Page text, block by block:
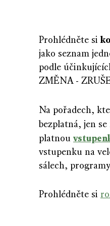
Prohlédněte si
jako seznam
podle
ZMĚNA -
Na pořadech,
bezplatná, jen
platnou
vstupenku na
sálech,
Prohlédněte si